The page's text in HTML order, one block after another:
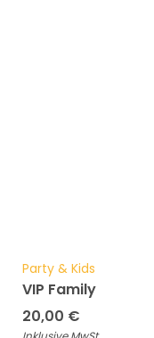
Party & Kids
VIP Family
20,00 €